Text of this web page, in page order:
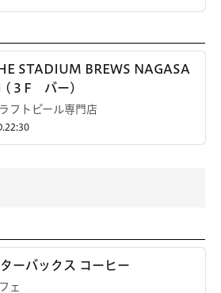
STADIUM BREWS NAGASA
(３F バー)
フトビール専門店
ターバックス コーヒー
ェ